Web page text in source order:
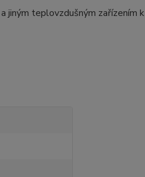
teplovzdušným zařízením